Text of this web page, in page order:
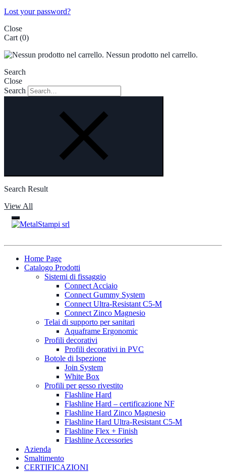
Lost your password?
Close
Cart (0)
Nessun prodotto nel carrello.
Search
Close
Search
Search Result
View All
Home Page
Catalogo Prodotti
Sistemi di fissaggio
Connect Acciaio
Connect Gummy System
Connect Ultra-Resistant C5-M
Connect Zinco Magnesio
Telai di supporto per sanitari
Aquaframe Ergonomic
Profili decorativi
Profili decorativi in PVC
Botole di Ispezione
Join System
White Box
Profili per gesso rivestito
Flashline Hard
Flashline Hard – certificazione NF
Flashline Hard Zinco Magnesio
Flashline Hard Ultra-Resistant C5-M
Flashline Flex + Finish
Flashline Accessories
Azienda
Smaltimento
CERTIFICAZIONI